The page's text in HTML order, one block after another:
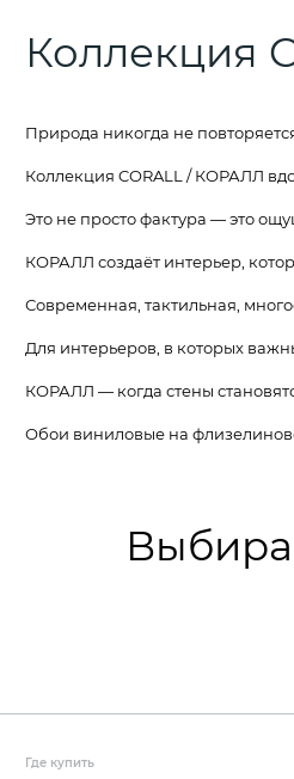
Коллекция
Природа никогда не
Коллекция CORALL / КОРАЛЛ
Это не просто фактура — это
КОРАЛЛ создаёт интерьер,
Современная, тактильная,
Для интерьеров, в которых
КОРАЛЛ — когда стены
Обои виниловые на
Где купить